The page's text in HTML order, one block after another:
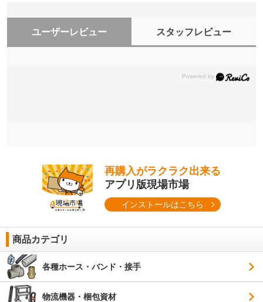
ユーザーレビュー スタッフレビュー
再購入がラクラク出来る
アプリ版現場市場
インストールはこちら
商品カテゴリ
各種ホース・バンド・接手
物流機器・梱包資材